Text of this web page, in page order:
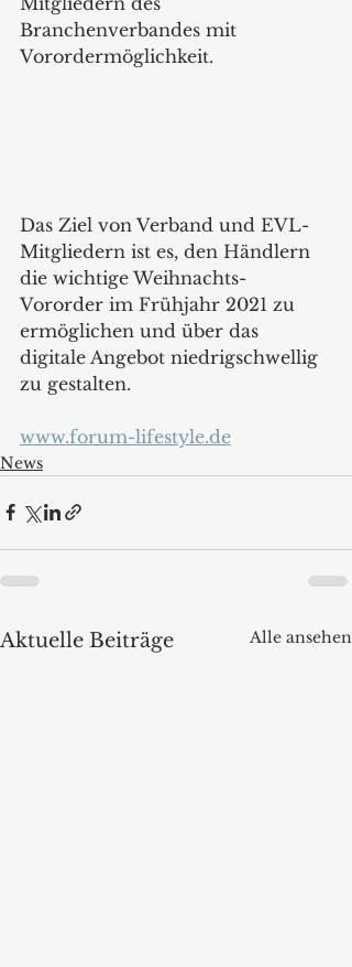
Branchenverbandes mit
Vorordermöglichkeit.
Das Ziel von Verband und EVL-
Mitgliedern ist es, den Händlern
die wichtige Weihnachts-
Vororder im Frühjahr 2021 zu
ermöglichen und über das
digitale Angebot niedrigschwellig
zu gestalten.
www.forum-lifestyle.de
News
Aktuelle Beiträge Alle ansehen